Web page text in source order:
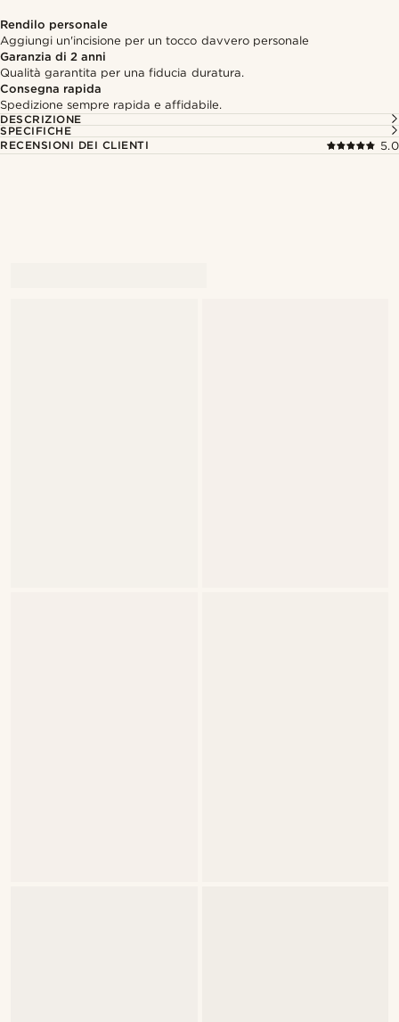
Rendilo personale
Aggiungi un'incisione per un tocco davvero personale
Garanzia di 2 anni
Qualità garantita per una fiducia duratura.
Consegna rapida
Spedizione sempre rapida e affidabile.
DESCRIZIONE
SPECIFICHE
RECENSIONI DEI CLIENTI
5.0